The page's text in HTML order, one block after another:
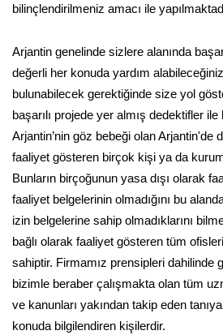
bilinçlendirilmeniz amacı ile
Arjantin genelinde sizlere alanında
değerli her konuda yardım
bulunabilecek gerektiğinde size yol
başarılı projede yer almış dedektifler
Arjantin’nin göz bebeği olan Arjantin'de
faaliyet gösteren birçok kişi ya da
Bunların birçoğunun yasa dışı olarak
faaliyet belgelerinin olmadığını bu
izin belgelerine sahip olmadıklarını
bağlı olarak faaliyet gösteren tüm
sahiptir. Firmamız prensipleri dahilinde
bizimle beraber çalışmakta olan tüm
ve kanunları yakından takip eden
konuda bilgilendiren kişilerdir.